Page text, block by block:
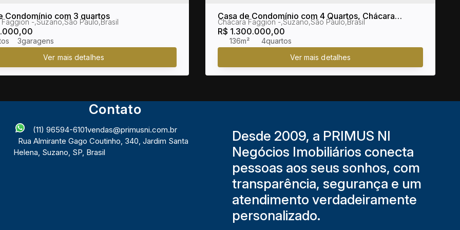
Condomínio com 3 quartos
Faggion ,Suzano,São Paulo,Brasil
3
Casa de Condomínio com 4 Quartos, Chácara
Faggion - Suzano
R$ 1.300.000,00
Chácara Faggion ,Suzano,São Paulo,Brasil
4
136m²
Contato
(11) 96594-6101vendas@primusni.com.br
Rua Almirante Gago Coutinho, 340, Jardim Santa
Helena, Suzano, SP, Brasil
Desde 2009, a PRIMUS NI
Negócios Imobiliários conecta
pessoas aos seus sonhos, com
transparência, segurança e um
atendimento verdadeiramente
personalizado.